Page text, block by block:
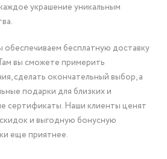
украшение уникальным
обеспечиваем бесплатную доставку
вы сможете примерить
сделать окончательный выбор, а
подарки для близких и
сертификаты. Наши клиенты ценят
и выгодную бонусную
еще приятнее.